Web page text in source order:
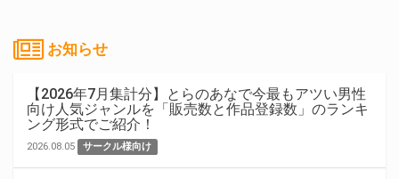
お知らせ
【2026年7月集計分】とらのあなで今最もアツい男性
向け人気ジャンルを「販売数と作品登録数」のランキ
ング形式でご紹介！
2026.08.05 サークル様向け